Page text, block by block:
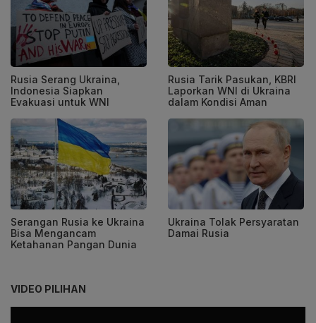
Rusia Serang Ukraina,
Indonesia Siapkan
Evakuasi untuk WNI
Rusia Tarik Pasukan, KBRI
Laporkan WNI di Ukraina
dalam Kondisi Aman
Serangan Rusia ke Ukraina
Bisa Mengancam
Ketahanan Pangan Dunia
Ukraina Tolak Persyaratan
Damai Rusia
VIDEO PILIHAN